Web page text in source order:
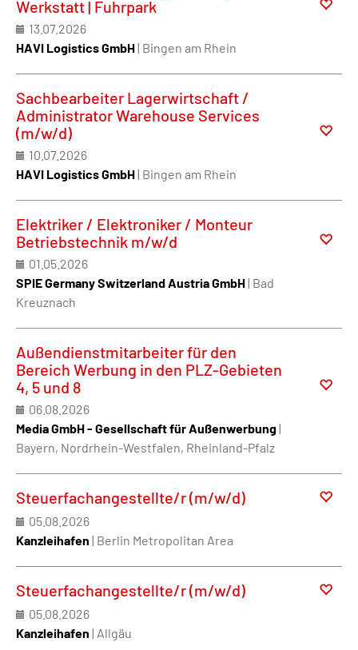
Werkstatt | Fuhrpark
13.07.2026
HAVI Logistics GmbH| Bingen am Rhein
Sachbearbeiter Lagerwirtschaft /
Administrator Warehouse Services
(m/w/d)
10.07.2026
HAVI Logistics GmbH| Bingen am Rhein
Elektriker / Elektroniker / Monteur
Betriebstechnik m/w/d
01.05.2026
SPIE Germany Switzerland Austria GmbH| Bad
Kreuznach
Außendienstmitarbeiter für den
Bereich Werbung in den PLZ-Gebieten
4, 5 und 8
06.08.2026
Media GmbH - Gesellschaft für Außenwerbung|
Bayern, Nordrhein-Westfalen, Rheinland-Pfalz
Steuerfachangestellte/r (m/w/d)
05.08.2026
Kanzleihafen | Berlin Metropolitan Area
Steuerfachangestellte/r (m/w/d)
05.08.2026
Kanzleihafen | Allgäu